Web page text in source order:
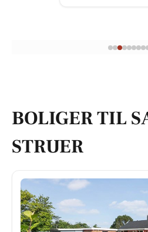
BOLIGER TIL
STRUER